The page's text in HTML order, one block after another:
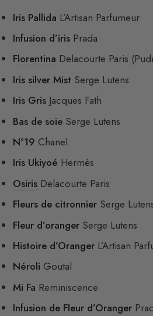
Iris Pallida L’Artisan Parfumeur
Infusion d’iris Prada
Florentina Delacourte Paris
Iris silver Mist Serge Lutens
Iris Gris Jacques Fath
Bas de soie Serge Lutens
N°19 Chanel
Iris Ukiyoé Hermès
Osiris Delacourte Paris
Fleurs de citronnier Serge
Fleur d’oranger Serge Lutens
Histoire d’Oranger L’Artisan
Néroli Goutal
Mi Fa Reminiscence
Infusion de Fleur d’Oranger